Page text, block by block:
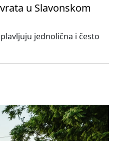
u Slavonskom
jednolična i često